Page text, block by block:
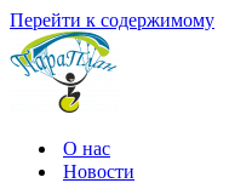
Перейти к содержимому
О нас
Новости